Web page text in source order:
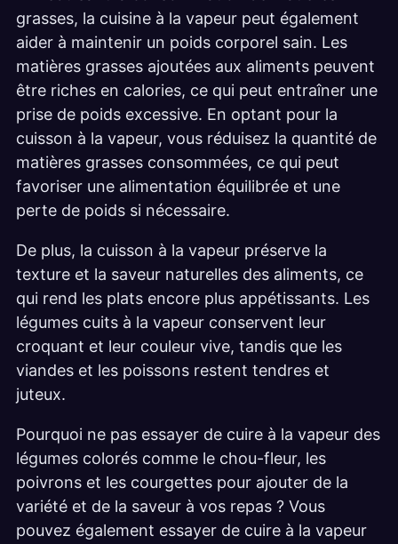
grasses, la cuisine à la vapeur peut également
aider à maintenir un poids corporel sain. Les
matières grasses ajoutées aux aliments peuvent
être riches en calories, ce qui peut entraîner une
prise de poids excessive. En optant pour la
cuisson à la vapeur, vous réduisez la quantité de
matières grasses consommées, ce qui peut
favoriser une alimentation équilibrée et une
perte de poids si nécessaire.
De plus, la cuisson à la vapeur préserve la
texture et la saveur naturelles des aliments, ce
qui rend les plats encore plus appétissants. Les
légumes cuits à la vapeur conservent leur
croquant et leur couleur vive, tandis que les
viandes et les poissons restent tendres et
juteux.
Pourquoi ne pas essayer de cuire à la vapeur des
légumes colorés comme le chou-fleur, les
poivrons et les courgettes pour ajouter de la
variété et de la saveur à vos repas ? Vous
pouvez également essayer de cuire à la vapeur